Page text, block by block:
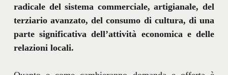
radicale del sistema commerciale, artigianale, del
terziario avanzato, del consumo di cultura, di una
parte significativa dell’attività economica e delle
relazioni locali.